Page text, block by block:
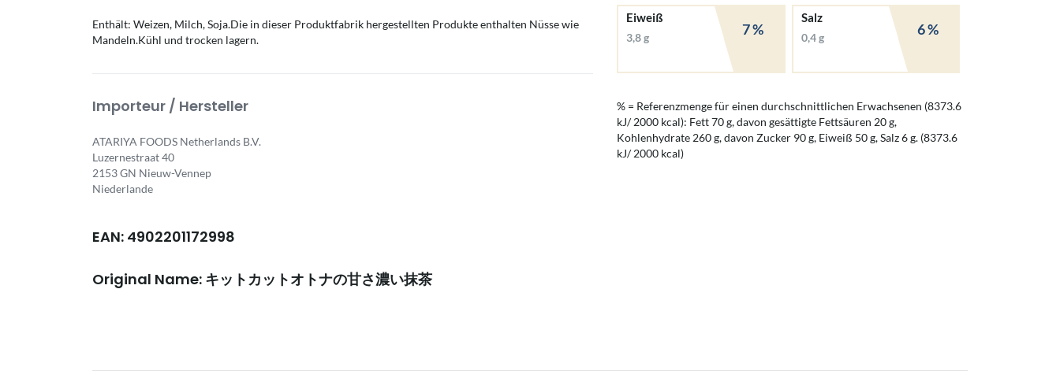
Enthält: Weizen, Milch, Soja.Die in dieser Produktfabrik hergestellten Produkte enthalten Nüsse wie
Mandeln.Kühl und trocken lagern.
Importeur / Hersteller
ATARIYA FOODS Netherlands B.V.
Luzernestraat 40
2153 GN Nieuw-Vennep
Niederlande
EAN: 4902201172998
Original Name: キットカットオトナの甘さ濃い抹茶
Eiweiß
3,8 g 7 %
Salz
0,4 g 6 %
% = Referenzmenge für einen durchschnittlichen Erwachsenen (8373.6
kJ/ 2000 kcal): Fett 70 g, davon gesättigte Fettsäuren 20 g,
Kohlenhydrate 260 g, davon Zucker 90 g, Eiweiß 50 g, Salz 6 g. (8373.6
kJ/ 2000 kcal)